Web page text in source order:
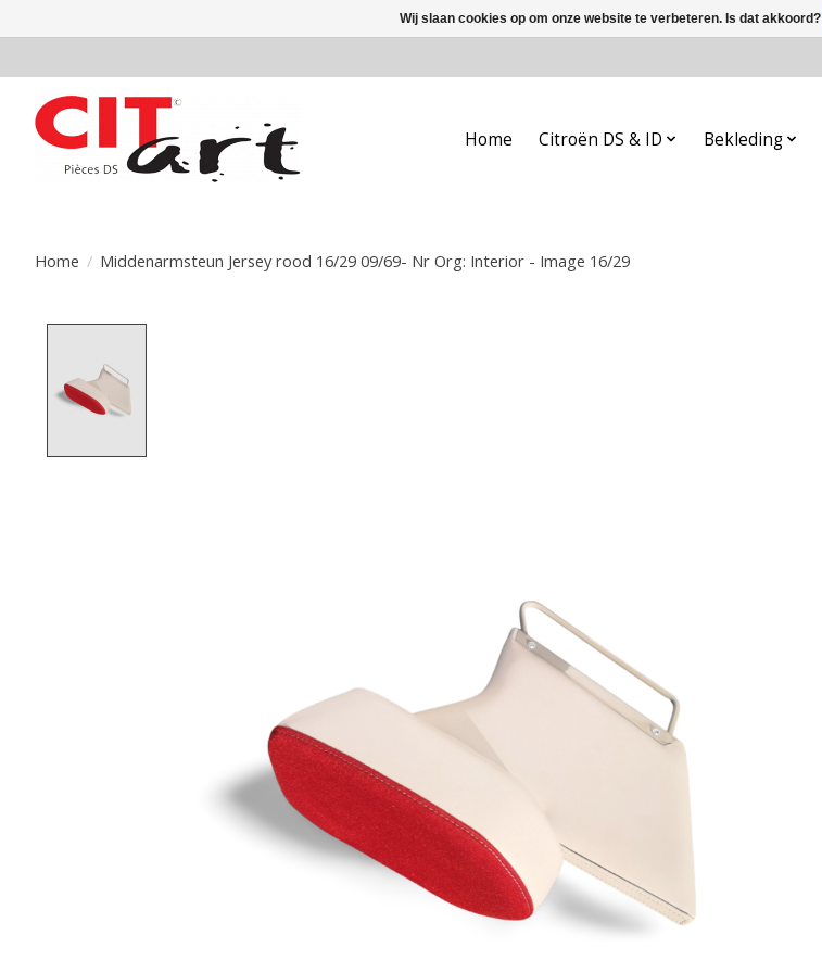
Home Citroën DS & ID Bekleding
Home / Middenarmsteun Jersey rood 16/29 09/69- Nr Org: Interior - Image 16/29
Wij slaan cookies op om onze website te verbeteren. Is dat akkoord?